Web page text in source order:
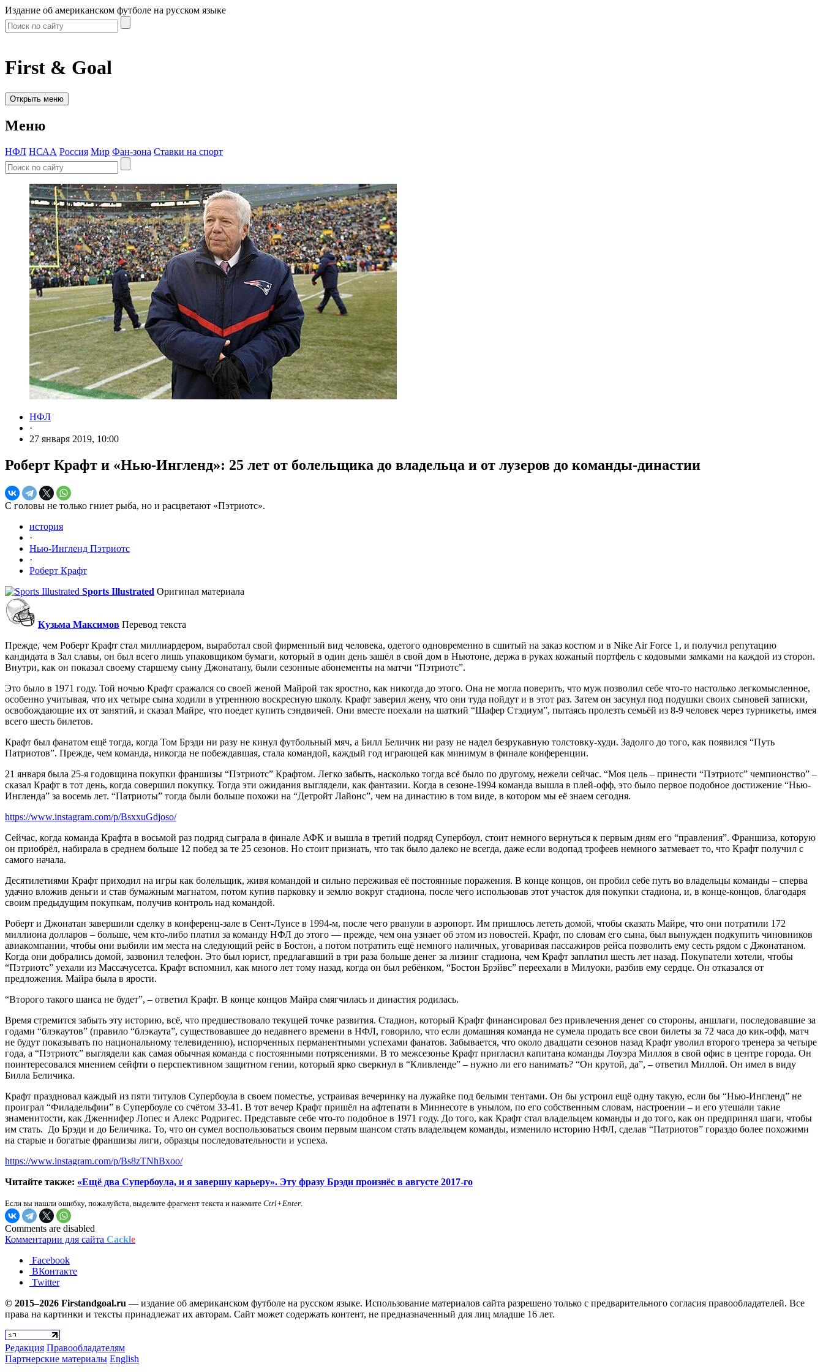
Издание об американском футболе на русском языке
First & Goal
Открыть меню
Меню
НФЛ НСАА Россия Мир Фан-зона Ставки на спорт
НФЛ
·
27 января 2019, 10:00
Роберт Крафт и «Нью-Ингленд»: 25 лет от болельщика до владельца и от лузеров до команды-династии
С головы не только гниет рыба, но и расцветают «Пэтриотс».
история
·
Нью-Ингленд Пэтриотс
·
Роберт Крафт
Sports Illustrated Оригинал материала
Кузьма Максимов Перевод текста
Прежде, чем Роберт Крафт стал миллиардером, выработал свой фирменный вид человека, одетого одновременно в сшитый на заказ костюм и в Nike Air Force 1, и получил репутацию
кандидата в Зал славы, он был всего лишь упаковщиком бумаги, который в один день зашёл в свой дом в Ньютоне, держа в руках кожаный портфель с кодовыми замками на каждой из сторон.
Внутри, как он показал своему старшему сыну Джонатану, были сезонные абонементы на матчи “Пэтриотс”.
Это было в 1971 году. Той ночью Крафт сражался со своей женой Майрой так яростно, как никогда до этого. Она не могла поверить, что муж позволил себе что-то настолько легкомысленное,
особенно учитывая, что их четыре сына ходили в утреннюю воскресную школу. Крафт заверил жену, что они туда пойдут и в этот раз. Затем он засунул под подушки своих сыновей записки,
освобождающие их от занятий, и сказал Майре, что поедет купить сэндвичей. Они вместе поехали на шаткий “Шафер Стэдиум”, пытаясь пролезть семьёй из 8-9 человек через турникеты, имея
всего шесть билетов.
Крафт был фанатом ещё тогда, когда Том Брэди ни разу не кинул футбольный мяч, а Билл Беличик ни разу не надел безрукавную толстовку-худи. Задолго до того, как появился “Путь
Патриотов”. Прежде, чем команда, никогда не побеждавшая, стала командой, каждый год играющей как минимум в финале конференции.
21 января была 25-я годовщина покупки франшизы “Пэтриотс” Крафтом. Легко забыть, насколько тогда всё было по другому, нежели сейчас. “Моя цель – принести “Пэтриотс” чемпионство” –
сказал Крафт в тот день, когда совершил покупку. Тогда эти ожидания выглядели, как фантазии. Когда в сезоне-1994 команда вышла в плей-офф, это было первое подобное достижение “Нью-
Ингленда” за восемь лет. “Патриоты” тогда были больше похожи на “Детройт Лайонс”, чем на династию в том виде, в котором мы её знаем сегодня.
https://www.instagram.com/p/BsxxuGdjoso/
Сейчас, когда команда Крафта в восьмой раз подряд сыграла в финале АФК и вышла в третий подряд Супербоул, стоит немного вернуться к первым дням его “правления”. Франшиза, которую
он приобрёл, набирала в среднем больше 12 побед за те 25 сезонов. Но стоит признать, что так было далеко не всегда, даже если водопад трофеев немного затмевает то, что Крафт получил с
самого начала.
Десятилетиями Крафт приходил на игры как болельщик, живя командой и сильно переживая её постоянные поражения. В конце концов, он пробил себе путь во владельцы команды – сперва
удачно вложив деньги и став бумажным магнатом, потом купив парковку и землю вокруг стадиона, после чего использовав этот участок для покупки стадиона, и, в конце-концов, благодаря
своим предыдущим покупкам, получив контроль над командой.
Роберт и Джонатан завершили сделку в конференц-зале в Сент-Луисе в 1994-м, после чего рванули в аэропорт. Им пришлось лететь домой, чтобы сказать Майре, что они потратили 172
миллиона долларов – больше, чем кто-либо платил за команду НФЛ до этого — прежде, чем она узнает об этом из новостей. Крафт, по словам его сына, был вынужден подкупить чиновников
авиакомпании, чтобы они выбили им места на следующий рейс в Бостон, а потом потратить ещё немного наличных, уговаривая пассажиров рейса позволить ему сесть рядом с Джонатаном.
Когда они добрались домой, зазвонил телефон. Это был юрист, предлагавший в три раза больше денег за лизинг стадиона, чем Крафт заплатил шесть лет назад. Покупатели хотели, чтобы
“Пэтриотс” уехали из Массачусетса. Крафт вспомнил, как много лет тому назад, когда он был ребёнком, “Бостон Брэйвс” переехали в Милуоки, разбив ему сердце. Он отказался от
предложения. Майра была в ярости.
“Второго такого шанса не будет”, – ответил Крафт. В конце концов Майра смягчилась и династия родилась.
Время стремится забыть эту историю, всё, что предшествовало текущей точке развития. Стадион, который Крафт финансировал без привлечения денег со стороны, аншлаги, последовавшие за
годами “блэкаутов” (правило “блэкаута”, существовавшее до недавнего времени в НФЛ, говорило, что если домашняя команда не сумела продать все свои билеты за 72 часа до кик-офф, матч
не будут показывать по национальному телевидению), испорченных перманентными успехами фанатов. Забывается, что около двадцати сезонов назад Крафт уволил второго тренера за четыре
года, а “Пэтриотс” выглядели как самая обычная команда с постоянными потрясениями. В то межсезонье Крафт пригласил капитана команды Лоуэра Миллоя в свой офис в центре города. Он
поинтересовался мнением сейфти о перспективном защитном гении, который ярко сверкнул в “Кливленде” – нужно ли его нанимать? “Он крутой, да”, – ответил Миллой. Он имел в виду
Билла Беличика.
Крафт праздновал каждый из пяти титулов Супербоула в своем поместье, устраивая вечеринку на лужайке под белыми тентами. Он бы устроил ещё одну такую, если бы “Нью-Ингленд” не
проиграл “Филадельфии” в Супербоуле со счётом 33-41. В тот вечер Крафт пришёл на афтепати в Миннесоте в унылом, по его собственным словам, настроении – и его утешали такие
знаменитости, как Дженнифер Лопес и Алекс Родригес. Представьте себе что-то подобное в 1971 году. До того, как Крафт стал владельцем команды и до того, как он предпринял шаги, чтобы
им стать. До Брэди и до Беличика. То, что он сумел воспользоваться своим первым шансом стать владельцем команды, изменило историю НФЛ, сделав “Патриотов” гораздо более похожими
на старые и богатые франшизы лиги, образцы последовательности и успеха.
https://www.instagram.com/p/Bs8zTNhBxoo/
Читайте также: «Ещё два Супербоула, и я завершу карьеру». Эту фразу Брэди произнёс в августе 2017-го
Если вы нашли ошибку, пожалуйста, выделите фрагмент текста и нажмите Ctrl+Enter
Comments are disabled
Комментарии для сайта Cackle
Facebook
ВКонтакте
Twitter
© 2015–2026 Firstandgoal.ru — издание об американском футболе на русском языке. Использование материалов cайта разрешено только с предварительного согласия правообладателей. Все
права на картинки и тексты принадлежат их авторам. Сайт может содержать контент, не предназначенный для лиц младше 16 лет.
Редакция Правообладателям
Партнерские материалы English